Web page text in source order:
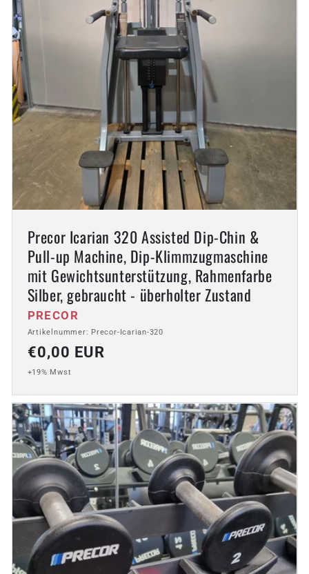
Precor Icarian 320 Assisted Dip-Chin &
Pull-up Machine, Dip-Klimmzugmaschine
mit Gewichtsunterstützung, Rahmenfarbe
Silber, gebraucht - überholter Zustand
Anbieter:
PRECOR
Artikelnummer: Precor-Icarian-320
Normaler
Preis
€0,00 EUR
+19% Mwst